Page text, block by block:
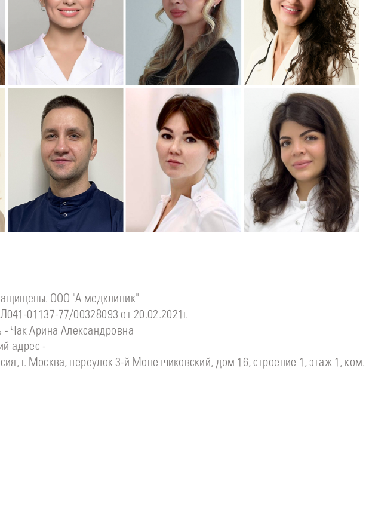
Подробнее
о Наталья
Соколовская
Стоматолог-терапевт
Подробнеео Полина
Соколовская
Стоматолог-терапевт
Подробнеео
Прохорова
Стоматолог-терапевт
Подробнеео
Симонов
Стоматолог детский
Подробнее о
Ситдикова
Стоматолог-хирург
Подробнеео
Тумасян
Стоматолог-терапевт
ООО "А медклиник"
01137-77/00328093 от 20.02.2021г.
- Чак Арина Александровна
адрес -
г. Москва, переулок 3-й Монетчиковский, дом 16, строение 1, этаж 1, ком.